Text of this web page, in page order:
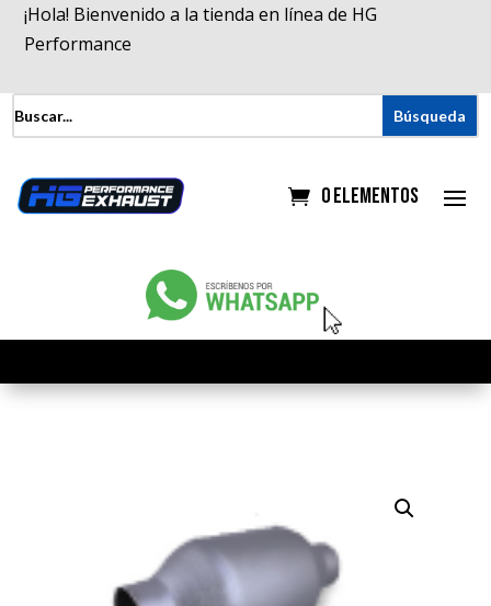
¡Hola! Bienvenido a la tienda en línea de HG
Performance
0 elementos